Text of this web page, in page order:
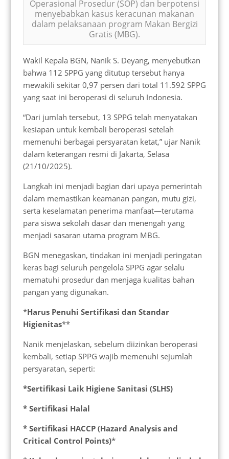
Operasional Prosedur (SOP) dan berpotensi
menyebabkan kasus keracunan makanan
dalam pelaksanaan program Makan Bergizi
Gratis (MBG).
Wakil Kepala BGN, Nanik S. Deyang, menyebutkan
bahwa 112 SPPG yang ditutup tersebut hanya
mewakili sekitar 0,97 persen dari total 11.592 SPPG
yang saat ini beroperasi di seluruh Indonesia.
“Dari jumlah tersebut, 13 SPPG telah menyatakan
kesiapan untuk kembali beroperasi setelah
memenuhi berbagai persyaratan ketat,” ujar Nanik
dalam keterangan resmi di Jakarta, Selasa
(21/10/2025).
Langkah ini menjadi bagian dari upaya pemerintah
dalam memastikan keamanan pangan, mutu gizi,
serta keselamatan penerima manfaat—terutama
para siswa sekolah dasar dan menengah yang
menjadi sasaran utama program MBG.
BGN menegaskan, tindakan ini menjadi peringatan
keras bagi seluruh pengelola SPPG agar selalu
mematuhi prosedur dan menjaga kualitas bahan
pangan yang digunakan.
*Harus Penuhi Sertifikasi dan Standar
Higienitas**
Nanik menjelaskan, sebelum diizinkan beroperasi
kembali, setiap SPPG wajib memenuhi sejumlah
persyaratan, seperti:
*Sertifikasi Laik Higiene Sanitasi (SLHS)
* Sertifikasi Halal
* Sertifikasi HACCP (Hazard Analysis and
Critical Control Points)*